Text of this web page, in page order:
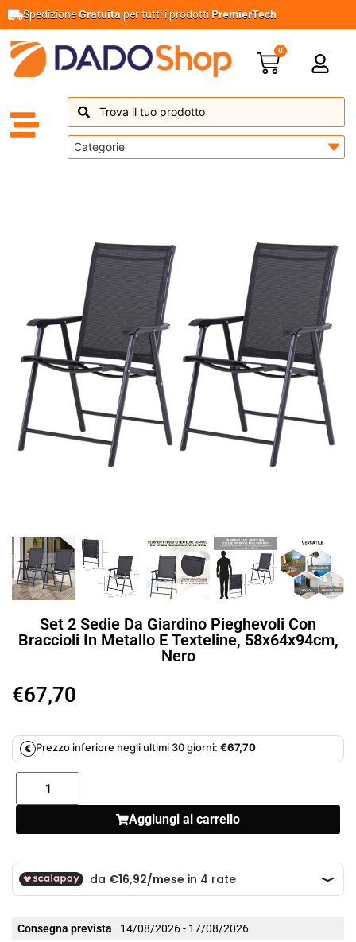
SpedizioneGratuita per tutti i prodottiPremierTech
0
Set 2 Sedie Da Giardino Pieghevoli Con
Braccioli In Metallo E Texteline, 58x64x94cm,
Nero
€67,70
€ Prezzo inferiore negli ultimi 30 giorni: €67,70
Aggiungi al carrello
Consegna prevista 14/08/2026 - 17/08/2026